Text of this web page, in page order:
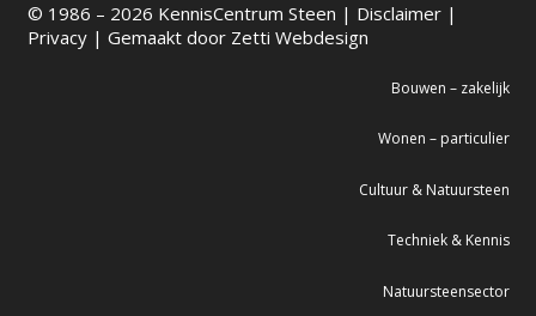
© 1986 – 2026 KennisCentrum Steen | Disclaimer|
Privacy| Gemaakt door Zetti Webdesign
Bouwen – zakelijk
Wonen – particulier
Cultuur & Natuursteen
Techniek & Kennis
Natuursteensector